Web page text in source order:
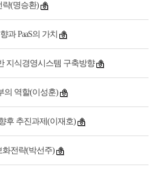
략(명승환)
과 PaaS의 가치
지식경영시스템 구축방향
의 역할(이성훈)
후 추진과제(이재호)
화전략(박선주)